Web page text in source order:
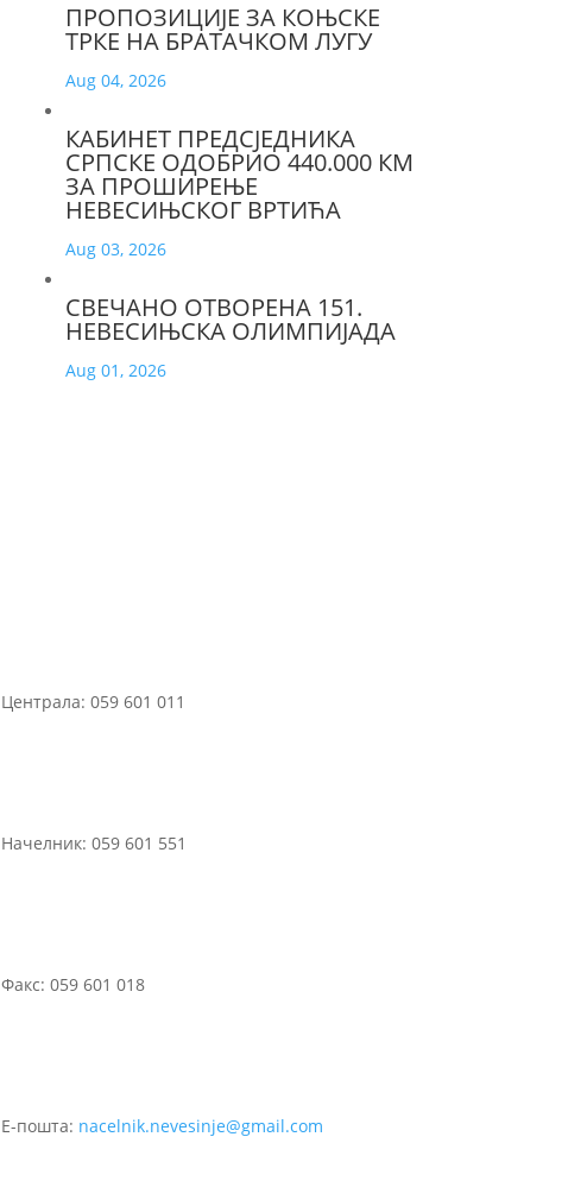
ПРОПОЗИЦИЈЕ ЗА КОЊСКЕ
ТРКЕ НА БРАТАЧКОМ ЛУГУ
Aug 04, 2026
КАБИНЕТ ПРЕДСЈЕДНИКА
СРПСКЕ ОДОБРИО 440.000 КМ
ЗА ПРОШИРЕЊЕ
НЕВЕСИЊСКОГ ВРТИЋА
Aug 03, 2026
СВЕЧАНО ОТВОРЕНА 151.
НЕВЕСИЊСКА ОЛИМПИЈАДА
Aug 01, 2026
Централа: 059 601 011
Начелник: 059 601 551
Факс: 059 601 018
Е-пошта: nacelnik.nevesinje@gmail.com